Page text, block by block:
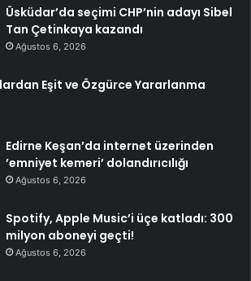
Üsküdar’da seçimi CHP’nin adayı Sibel
Tan Çetinkaya kazandı
Ağustos 6, 2026
Eşit ve Özgürce Yararlanma
Edirne Keşan’da internet üzerinden
’emniyet kemeri’ dolandırıcılığı
Ağustos 6, 2026
Spotify, Apple Music’i üçe katladı: 300
milyon aboneyi geçti!
Ağustos 6, 2026